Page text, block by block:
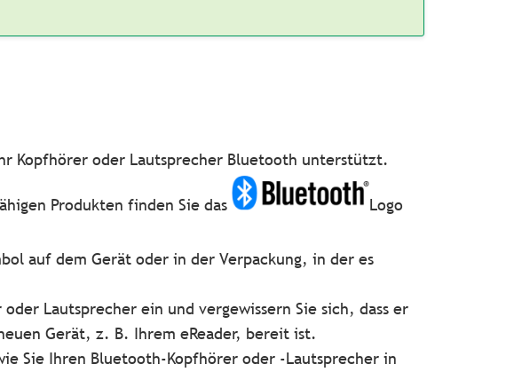
Kopfhörer oder Lautsprecher Bluetooth unterstützt.
Produkten finden Sie das Logo
auf dem Gerät oder in der Verpackung, in der es
Lautsprecher ein und vergewissern Sie sich, dass er
Gerät, z. B. Ihrem eReader, bereit ist.
Sie Ihren Bluetooth-Kopfhörer oder -Lautsprecher in